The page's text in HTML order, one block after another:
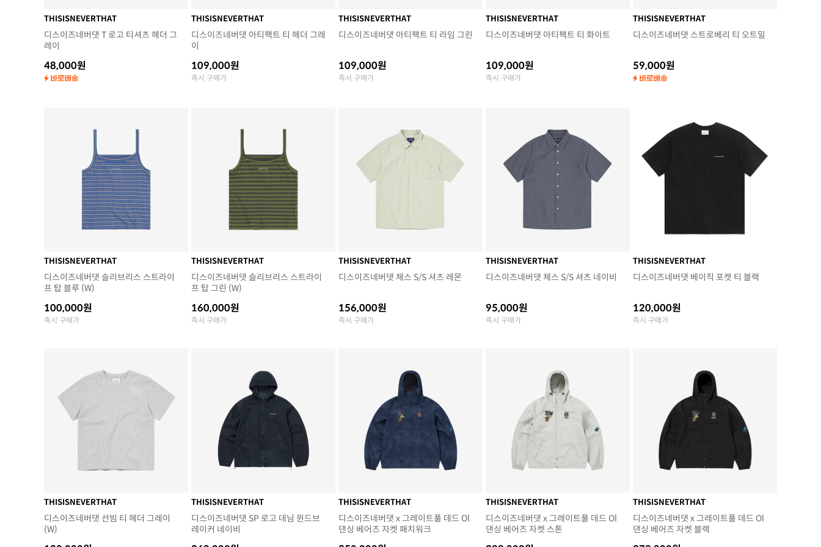
THISISNEVERTHAT
디스이즈네버댓 T 로고 티셔츠 헤더 그
레이
48,000원
THISISNEVERTHAT
디스이즈네버댓 아티팩트 티 헤더 그레
이
109,000원
즉시 구매가
THISISNEVERTHAT
디스이즈네버댓 아티팩트 티 라임 그린
109,000원
즉시 구매가
THISISNEVERTHAT
디스이즈네버댓 아티팩트 티 화이트
109,000원
즉시 구매가
THISISNEVERTHAT
디스이즈네버댓 스트로베리 티 오트밀
59,000원
THISISNEVERTHAT
디스이즈네버댓 슬리브리스 스트라이
프 탑 블루 (W)
100,000원
즉시 구매가
THISISNEVERTHAT
디스이즈네버댓 슬리브리스 스트라이
프 탑 그린 (W)
160,000원
즉시 구매가
THISISNEVERTHAT
디스이즈네버댓 체스 S/S 셔츠 레몬
156,000원
즉시 구매가
THISISNEVERTHAT
디스이즈네버댓 체스 S/S 셔츠 네이비
95,000원
즉시 구매가
THISISNEVERTHAT
디스이즈네버댓 베이직 포켓 티 블랙
120,000원
즉시 구매가
THISISNEVERTHAT
디스이즈네버댓 선빔 티 헤더 그레이
(W)
THISISNEVERTHAT
디스이즈네버댓 SP 로고 데님 윈드브
레이커 네이비
THISISNEVERTHAT
디스이즈네버댓 x 그레이트풀 데드 Ol
댄싱 베어즈 자켓 패치워크
THISISNEVERTHAT
디스이즈네버댓 x 그레이트풀 데드 Ol
댄싱 베어즈 자켓 스톤
THISISNEVERTHAT
디스이즈네버댓 x 그레이트풀 데드 Ol
댄싱 베어즈 자켓 블랙